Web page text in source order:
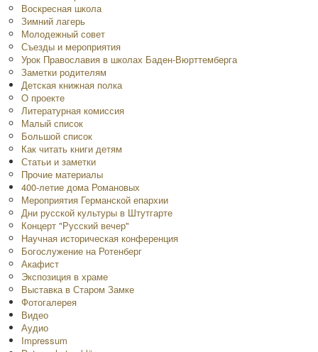
Воскресная школа
Зимний лагерь
Молодежный совет
Съезды и мероприятия
Урок Православия в школах Баден-Вюрттемберга
Заметки родителям
Детская книжная полка
O проекте
Литературная комиссия
Малый список
Большой список
Как читать книги детям
Статьи и заметки
Прочие материалы
400-летие дома Романовых
Мероприятия Германской епархии
Дни русской культуры в Штутгарте
Концерт "Русский вечер"
Научная историческая конференция
Богослужение на Ротенберг
Акафист
Экспозиция в храме
Выставка в Старом Замке
Фотогалерея
Видео
Аудио
Impressum